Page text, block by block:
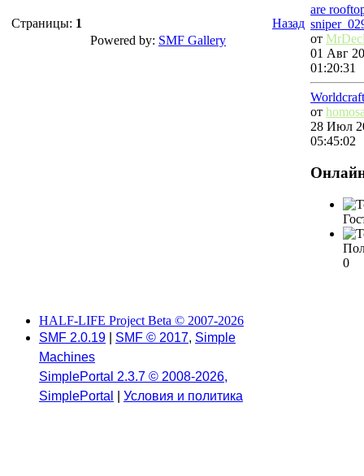
Страницы: 1
Назад
Powered by: SMF Gallery
are
от
01 Авг
01:20:31
от
28 Июл
05:45:02
0
HALF-LIFE Project Beta © 2007-2026
SMF 2.0.19
SMF © 2017, Simple
Machines
SimplePortal 2.3.7 © 2008-2026,
SimplePortal
Условия и политика